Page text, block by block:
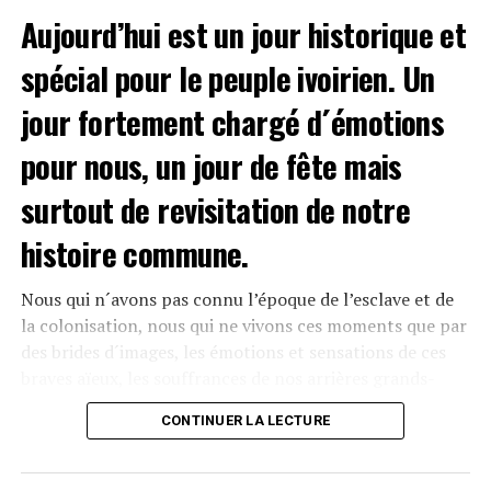
Nadege Yede compte participer à la rupture du jeûne
des musulmans du leboutou, par la distribution de
collations dans les gares et quartiers défavorisés de la
ville sur 3 jours à 300 familles.
Leopold VII Abrotchi
Facebook
Twitter
EmailWhatsApp
Telegram
Partager
Comments
Aujourd’hui est un jour historique et
spécial pour le peuple ivoirien. Un
jour fortement chargé d´émotions
pour nous, un jour de fête mais
surtout de revisitation de notre
histoire commune.
Nous qui n´avons pas connu l’époque de l’esclave et de
la colonisation, nous qui ne vivons ces moments que par
des brides d´images, les émotions et sensations de ces
parents, qui depuis les années 1500 ont connu la
deshumanisante traite négrière et le crime contre l
CONTINUER LA LECTURE